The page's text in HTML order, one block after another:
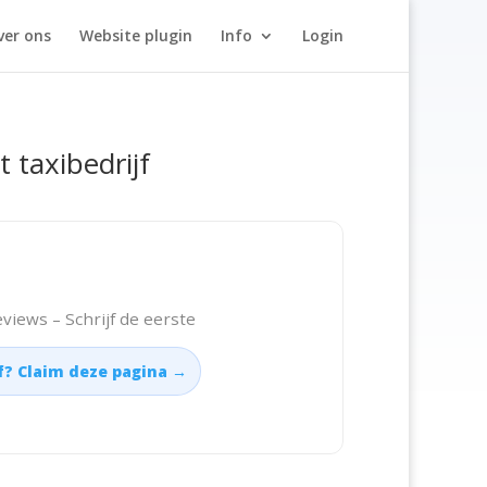
ons Website plugin Info Login
taxibedrijf
– Schrijf de eerste
Claim deze pagina →